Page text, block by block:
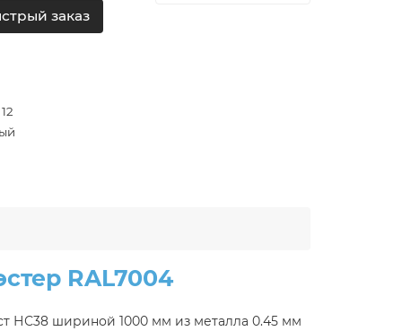
заказ
RAL7004
НС38 шириной 1000 мм из металла 0.45 мм